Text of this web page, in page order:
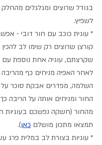
בגודל שרוצים ומגלגלים
לשפיץ.
* עוגית כוכב עם חור דובי -
קורצן שרוצים רק שימו לב
שקרצתם, עוגיה אחת נוספת
לאחר האפיה מניחים כף מהריבה
השלמה, מפדרים אבקת סוכר על
החור ומניחים אותה על הריבה
מהחור (חשקה נפשכם בעוגיות
תמצאו מתכון מושלם כאן).
* עוגיות בצורת לב במלית פרג